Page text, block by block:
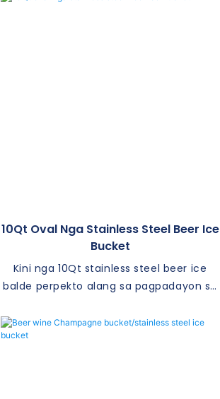
10Qt Oval Nga Stainless Steel Beer Ice
Bucket
Kini nga 10Qt stainless steel beer ice
balde perpekto alang sa pagpadayon sa
daghang oras sa usa ka oras. Nga adunay
usa ka madanihon nga laraw ug lig-on